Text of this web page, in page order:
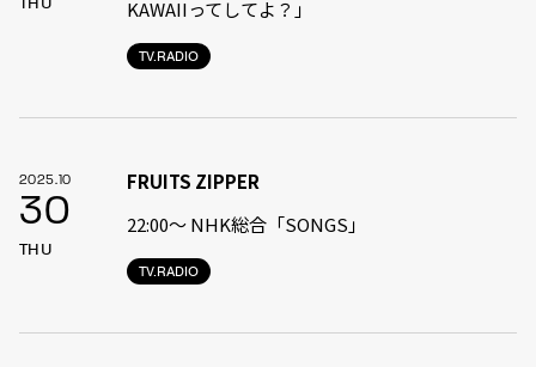
TV.RADIO
KAWAIIってしてよ？」
2025.10
30
THU
TV.RADIO
FRUITS ZIPPER
22:00〜 NHK総合「SONGS」